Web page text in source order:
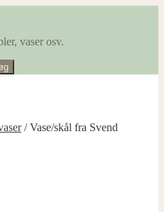
vaser osv.
/Vase/skål fra Svend